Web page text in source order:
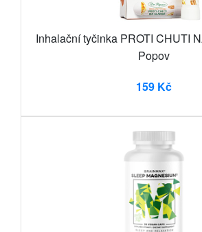
Inhalační tyčinka PROTI CHUTI
Popov
159 Kč